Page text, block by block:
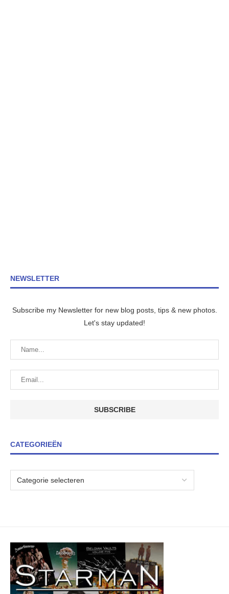
NEWSLETTER
Subscribe my Newsletter for new blog posts, tips & new photos.
Let's stay updated!
CATEGORIEËN